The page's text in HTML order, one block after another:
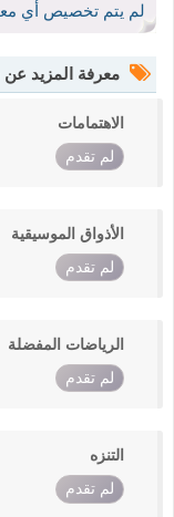
لم يتم تخصيص أي
معرفة المزيد
الاهتمامات
لم تقدم
الأذواق الموسيقية
لم تقدم
الرياضات المفضلة
لم تقدم
التنزه
لم تقدم